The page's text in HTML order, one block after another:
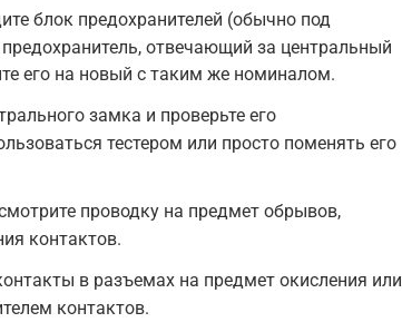
блок предохранителей (обычно под
отвечающий за центральный
его на новый с таким же номиналом.
замка и проверьте его
тестером или просто поменять его
проводку на предмет обрывов,
контактов.
в разъемах на предмет окисления или
контактов.